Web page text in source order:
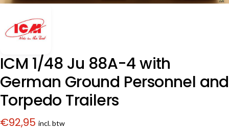
ICM 1/48 Ju 88A-4 with
German Ground Personnel and
Torpedo Trailers
€92,95 incl. btw